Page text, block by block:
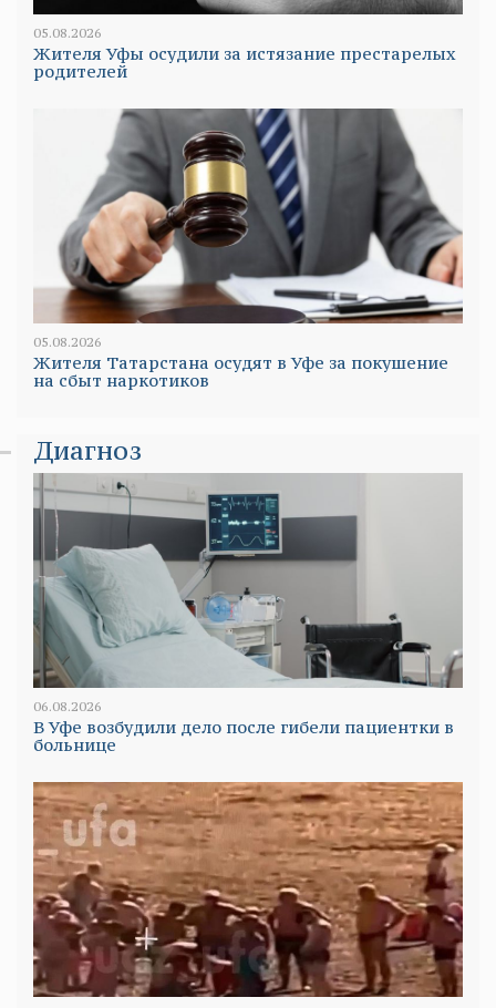
05.08.2026
Жителя Уфы осудили за истязание престарелых
родителей
05.08.2026
Жителя Татарстана осудят в Уфе за покушение
на сбыт наркотиков
Диагноз
06.08.2026
В Уфе возбудили дело после гибели пациентки в
больнице